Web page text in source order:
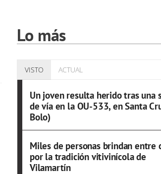
Lo más
VISTO ACTUAL
Un joven resulta herido tras una
de vía en la OU-533, en Santa
Bolo)
Miles de personas brindan entre
por la tradición vitivinícola de
Vilamartín